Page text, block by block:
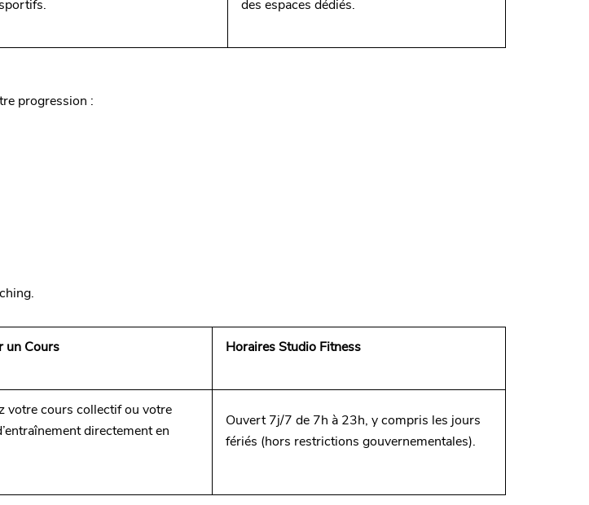
des espaces dédiés.
progression :
un Cours Horaires Studio Fitness
votre cours collectif ou votre
directement en
Ouvert 7j/7 de 7h à 23h, y compris les jours
fériés (hors restrictions gouvernementales).